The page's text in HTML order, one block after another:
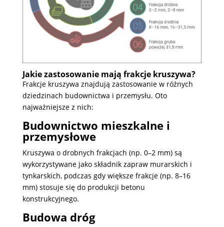
Jakie zastosowanie mają frakcje kruszywa?
Frakcje kruszywa znajdują zastosowanie w różnych
dziedzinach budownictwa i przemysłu. Oto
najważniejsze z nich:
Budownictwo mieszkalne i
przemysłowe
Kruszywa o drobnych frakcjach (np. 0–2 mm) są
wykorzystywane jako składnik zapraw murarskich i
tynkarskich, podczas gdy większe frakcje (np. 8–16
mm) stosuje się do produkcji betonu
konstrukcyjnego.
Budowa dróg